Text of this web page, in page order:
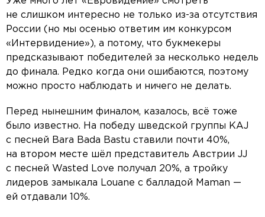
не слишком интересно не только из-за отсутствия
России (но мы осенью ответим им конкурсом
«Интервидение»), а потому, что букмекеры
предсказывают победителей за несколько недель
до финала. Редко когда они ошибаются, поэтому
можно просто наблюдать и ничего не делать.
Перед нынешним финалом, казалось, всё тоже
было известно. На победу шведской группы KAJ
с песней Bara Bada Bastu ставили почти 40%,
на втором месте шёл представитель Австрии JJ
с песней Wasted Love получал 20%, а тройку
лидеров замыкала Louane с балладой Maman —
ей отдавали 10%.